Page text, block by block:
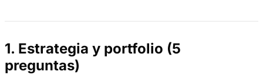
1. Estrategia y portfolio (5
preguntas)